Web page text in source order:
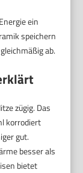
ein
speichern
ab.
zügig. Das
korrodiert
gut.
besser als
bietet